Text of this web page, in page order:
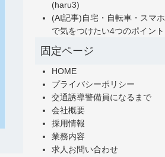
(haru3)
(AI記事)自宅・自転車・スマホ
で気をつけたい4つのポイント
固定ページ
HOME
プライバシーポリシー
交通誘導警備員になるまで
会社概要
採用情報
業務内容
求人お問い合わせ